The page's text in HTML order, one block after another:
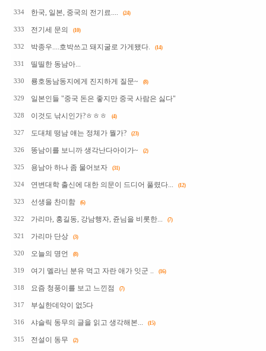
334 한국, 일본, 중국의 전기료.... (24)
333 전기세 문의 (10)
332 박종우....호박쓰고 돼지굴로 가게됐다. (14)
331 띨띨한 동남아...
330 룡호동남동지에게 진지하게 질문~ (8)
329 일본인들 "중국 돈은 좋지만 중국 사람은 싫다"
328 이것도 낚시인가?ㅎㅎㅎ (4)
327 도대체 떵남 얘는 정체가 뭘가? (23)
326 똥남이를 보니까 생각난다아이가~ (2)
325 용남아 하나 좀 물어보자 (31)
324 연변대학 출신에 대한 의문이 드디어 풀렸다... (12)
323 선생을 찬미함 (6)
322 가리마, 홍길동, 강남행자, 쥰님을 비롯한... (7)
321 가리마 단상 (3)
320 오늘의 명언 (8)
319 여기 멜라닌 분유 먹고 자란 애가 잇군 .. (16)
318 요즘 청풍이를 보고 느낀점 (7)
317 부실한데약이 없5다
316 샤슬릭 동무의 글을 읽고 생각해본... (15)
315 전설이 동무 (2)